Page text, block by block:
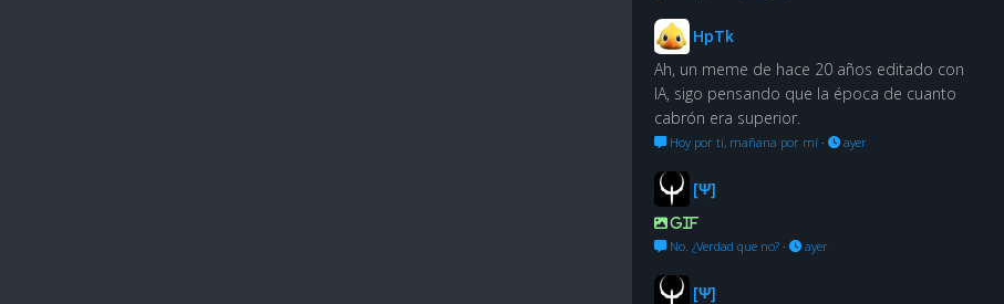
HpTk
Ah, un meme de hace 20 años editado con
IA, sigo pensando que la época de cuanto
cabrón era superior.
Hoy por ti, mañana por mí · ayer
[Ψ]
GIF
No. ¿Verdad que no? · ayer
[Ψ]